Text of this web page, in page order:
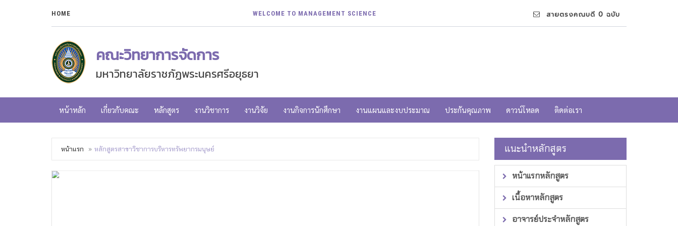
HOME WELCOME TO MANAGEMENT SCIENCE สายตรงคณบดี 0 ฉบับ
คณะวิทยาการจัดการ
มหาวิทยาลัยราชภัฏพระนครศรีอยุธยา
หน้าหลัก เกี่ยวกับคณะ หลักสูตร งานวิชาการ งานวิจัย งานกิจการนักศึกษา งานแผนและงบประมาณ ประกันคุณภาพ ดาวน์โหลด ติดต่อเรา
หน้าแรก หลักสูตรสาขาวิชาการบริหารทรัพยากรมนุษย์ แนะนำหลักสูตร
หน้าแรกหลักสูตร
เนื้อหาหลักสูตร
อาจารย์ประจำหลักสูตร